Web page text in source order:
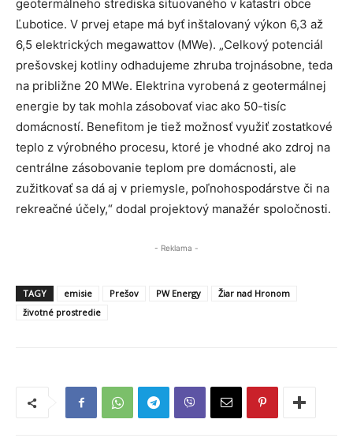
geotermálneho strediska situovaného v katastri obce
Ľubotice. V prvej etape má byť inštalovaný výkon 6,3 až
6,5 elektrických megawattov (MWe). „Celkový potenciál
prešovskej kotliny odhadujeme zhruba trojnásobne, teda
na približne 20 MWe. Elektrina vyrobená z geotermálnej
energie by tak mohla zásobovať viac ako 50-tisíc
domácností. Benefitom je tiež možnosť využiť zostatkové
teplo z výrobného procesu, ktoré je vhodné ako zdroj na
centrálne zásobovanie teplom pre domácnosti, ale
zužitkovať sa dá aj v priemysle, poľnohospodárstve či na
rekreačné účely,“ dodal projektový manažér spoločnosti.
- Reklama -
TAGY emisie Prešov PW Energy
Žiar nad Hronom
životné prostredie